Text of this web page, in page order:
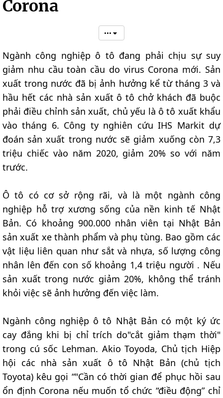
Corona
•••
Ngành công nghiệp ô tô đang phải chịu sự suy
giảm nhu cầu toàn cầu do virus Corona mới. Sản
xuất trong nước đã bị ảnh hưởng kể từ tháng 3 và
hầu hết các nhà sản xuất ô tô chở khách đã buộc
phải điều chỉnh sản xuất, chủ yếu là ô tô xuất khẩu
vào tháng 6. Công ty nghiên cứu IHS Markit dự
đoán sản xuất trong nước sẽ giảm xuống còn 7,3
triệu chiếc vào năm 2020, giảm 20% so với năm
trước.
Ô tô có cơ sở rộng rãi, và là một ngành công
nghiệp hỗ trợ xương sống của nền kinh tế Nhật
Bản. Có khoảng 900.000 nhân viên tại Nhật Bản
sản xuất xe thành phẩm và phụ tùng. Bao gồm các
vật liệu liên quan như sắt và nhựa, số lượng công
nhân lên đến con số khoảng 1,4 triệu người . Nếu
sản xuất trong nước giảm 20%, không thể tránh
khỏi việc sẽ ảnh hưởng đến việc làm.
Ngành công nghiệp ô tô Nhật Bản có một ký ức
cay đắng khi bị chỉ trích do"cắt giảm thạm thời"
trong cú sốc Lehman. Akio Toyoda, Chủ tịch Hiệp
hội các nhà sản xuất ô tô Nhật Bản (chủ tịch
Toyota) kêu gọi “"Cần có thời gian để phục hồi sau
ổn định Corona nếu muốn tổ chức “điều động” chỉ